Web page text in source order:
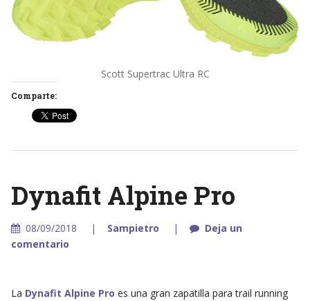
Scott Supertrac Ultra RC
Comparte:
Dynafit Alpine Pro
08/09/2018 Sampietro
Deja un
comentario
La Dynafit Alpine Pro es una gran zapatilla para trail running